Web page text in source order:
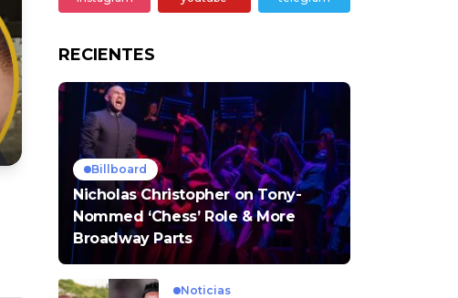
RECIENTES
Billboard
Nicholas Christopher on Tony-
Nommed ‘Chess’ Role & More
Broadway Parts
Noticias